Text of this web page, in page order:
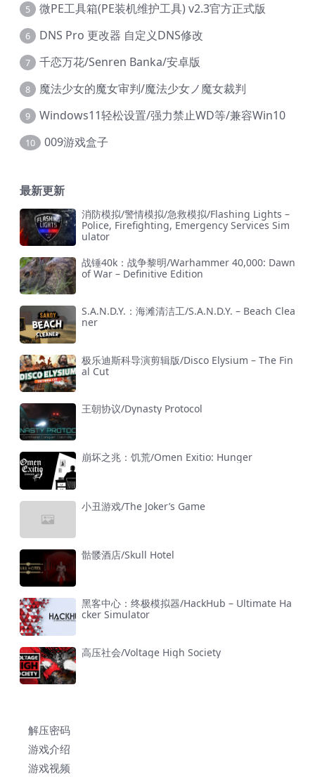
5 微PE工具箱(PE装机维护工具) v2.3官方正式版
6 DNS Pro 更改器 自定义DNS修改
7 千恋万花/Senren Banka/安卓版
8 魔法少女的魔女审判/魔法少女ノ魔女裁判
9 Windows11轻松设置/强力禁止WD等/兼容Win10
10 009游戏盒子
最新更新
消防模拟/警情模拟/急救模拟/Flashing Lights –
Police, Firefighting, Emergency Services Sim
ulator
战锤40k：战争黎明/Warhammer 40,000: Dawn
of War – Definitive Edition
S.A.N.D.Y.：海滩清洁工/S.A.N.D.Y. – Beach Clea
ner
极乐迪斯科导演剪辑版/Disco Elysium – The Fin
al Cut
王朝协议/Dynasty Protocol
崩坏之兆：饥荒/Omen Exitio: Hunger
小丑游戏/The Joker’s Game
骷髅酒店/Skull Hotel
黑客中心：终极模拟器/HackHub – Ultimate Ha
cker Simulator
高压社会/Voltage High Society
解压密码
游戏介绍
游戏视频